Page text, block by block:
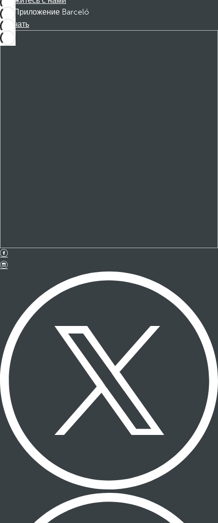
Приложение Barceló
Скачать